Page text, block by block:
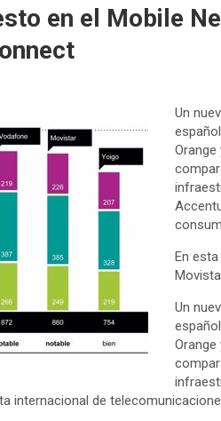
en el Mobile
Un
En
Un
internacional de